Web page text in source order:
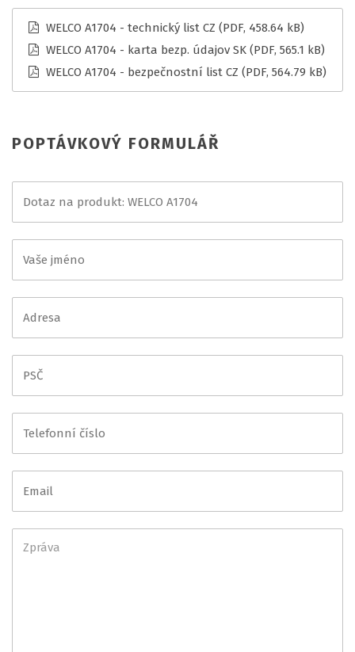
WELCO A1704 - technický list CZ (PDF, 458.64 kB)
WELCO A1704 - karta bezp. údajov SK (PDF, 565.1 kB)
WELCO A1704 - bezpečnostní list CZ (PDF, 564.79 kB)
POPTÁVKOVÝ FORMULÁŘ